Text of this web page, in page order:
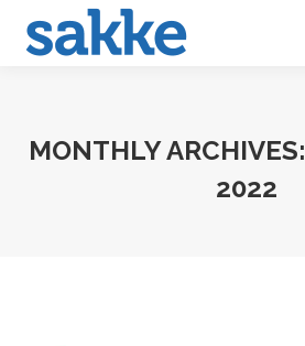
MONTHLY ARCHIVES:
2022